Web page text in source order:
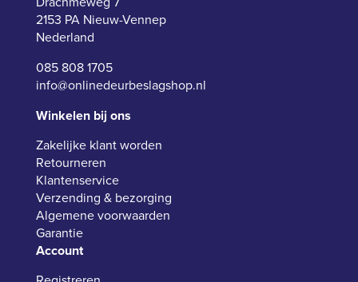
2153 PA Nieuw-Vennep
Nederland
085 808 1705
info@onlinedeurbeslagshop.nl
Winkelen bij ons
Zakelijke klant worden
Retourneren
Klantenservice
Verzending & bezorging
Algemene voorwaarden
Garantie
Account